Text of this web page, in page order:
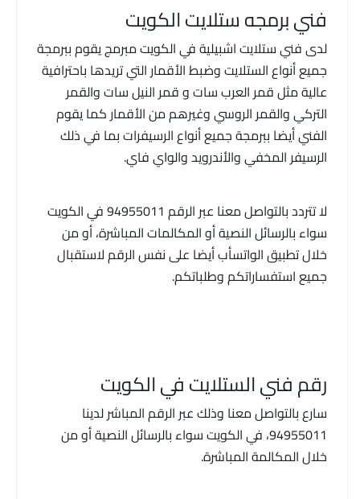
فني برمجه ستلايت الكويت
لدى فني ستلايت اشبيلية في الكويت مبرمج يقوم ببرمجة
جميع أنواع الستلايت وضبط الأقمار التي تريدها باحترافية
عالية مثل قمر العرب سات و قمر النيل سات والقمر
التركي والقمر الروسي وغيرهم من الأقمار كما يقوم
الفني أيضا ببرمجة جميع أنواع الرسيفرات بما في ذلك
الرسيفر المخفي والأندرويد والواي فاي.
لا تتردد بالتواصل معنا عبر الرقم 94955011 في الكويت
سواء بالرسائل النصية أو المكالمات المباشرة، أو من
خلال تطبيق الواتسأب أيضا على نفس الرقم لاستقبال
جميع استفساراتكم وطلباتكم.
رقم فني الستلايت في الكويت
سارع بالتواصل معنا وذلك عبر الرقم المباشر لدينا
94955011، في الكويت سواء بالرسائل النصية أو من
خلال المكالمة المباشرة.